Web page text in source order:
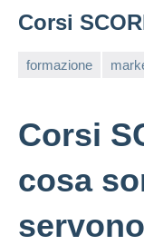
Corsi
formazione
Corsi
cosa
servono